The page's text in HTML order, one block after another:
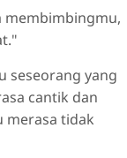
membimbingmu,
seseorang yang
cantik dan
merasa tidak